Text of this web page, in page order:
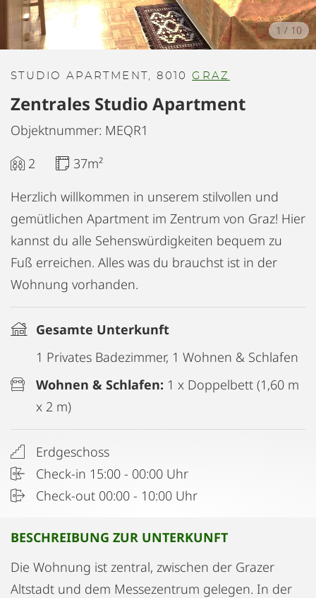
1 / 10
STUDIO APARTMENT, 8010GRAZ
Zentrales Studio Apartment
Objektnummer: MEQR1
2
37m²
Herzlich willkommen in unserem stilvollen und
gemütlichen Apartment im Zentrum von Graz! Hier
kannst du alle Sehenswürdigkeiten bequem zu
Fuß erreichen. Alles was du brauchst ist in der
Wohnung vorhanden.
Gesamte Unterkunft
1 Privates Badezimmer, 1 Wohnen & Schlafen
Wohnen & Schlafen: 1 x Doppelbett (1,60 m
x 2 m)
Erdgeschoss
Check-in 15:00 - 00:00 Uhr
Check-out 00:00 - 10:00 Uhr
BESCHREIBUNG ZUR UNTERKUNFT
Die Wohnung ist zentral, zwischen der Grazer
Altstadt und dem Messezentrum gelegen. In der